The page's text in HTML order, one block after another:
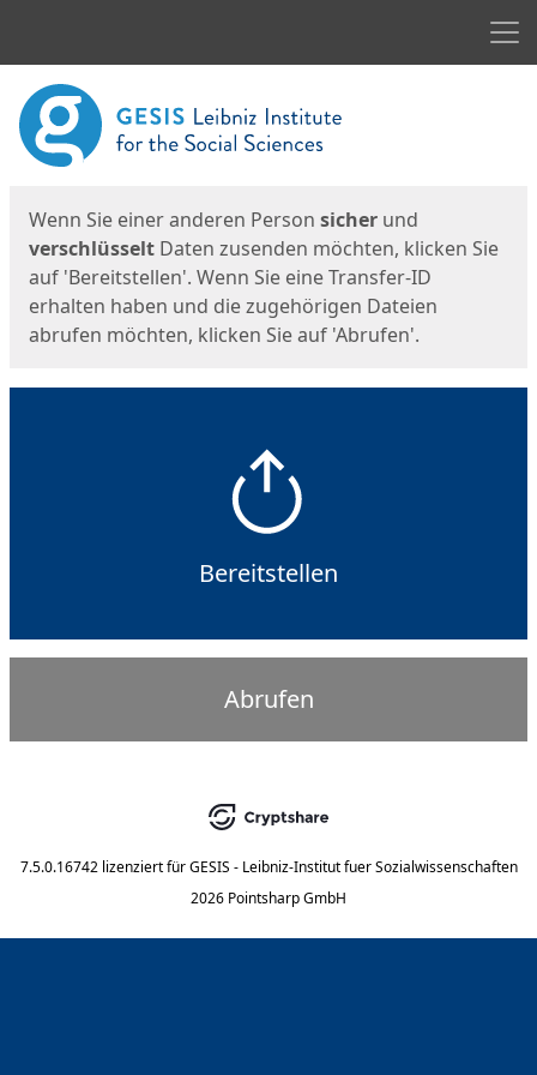
Start
Wenn Sie einer anderen Person sicher und
verschlüsselt Daten zusenden möchten, klicken Sie
auf 'Bereitstellen'. Wenn Sie eine Transfer-ID
erhalten haben und die zugehörigen Dateien
abrufen möchten, klicken Sie auf 'Abrufen'.
Bereitstellen
Abrufen
7.5.0.16742 lizenziert für GESIS - Leibniz-Institut fuer Sozialwissenschaften
2026 Pointsharp GmbH